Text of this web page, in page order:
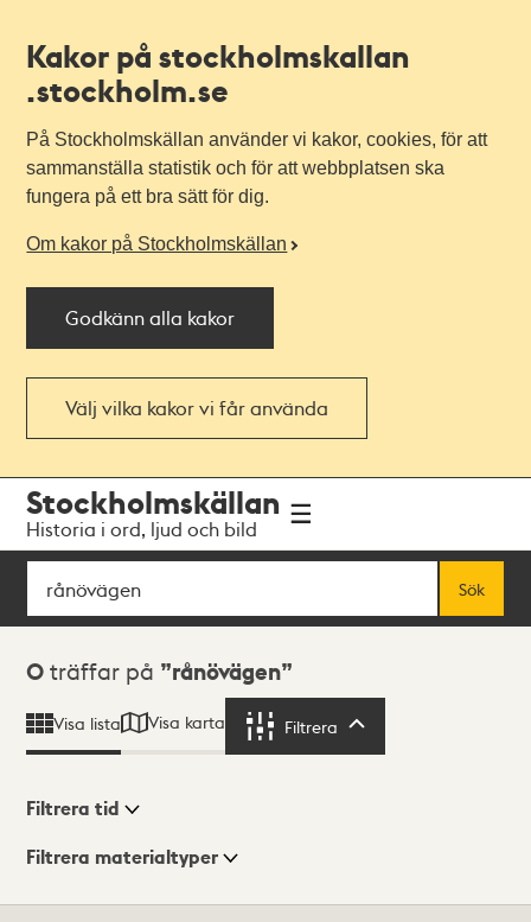
Kakor på stockholmskallan
.stockholm.se
På Stockholmskällan använder vi kakor, cookies, för att
sammanställa statistik och för att webbplatsen ska
fungera på ett bra sätt för dig.
Om kakor på Stockholmskällan
Godkänn alla kakor
Välj vilka kakor vi får använda
navigationen
huvudinnehållet
Stockholmskällan
Historia i ord, ljud och bild
Sök
Sök
Sökresultat
0 träffar på rånövägen
Visa lista Visa karta Filtrera
Visningsläge
Filtrera tid
Filtrera materialtyper